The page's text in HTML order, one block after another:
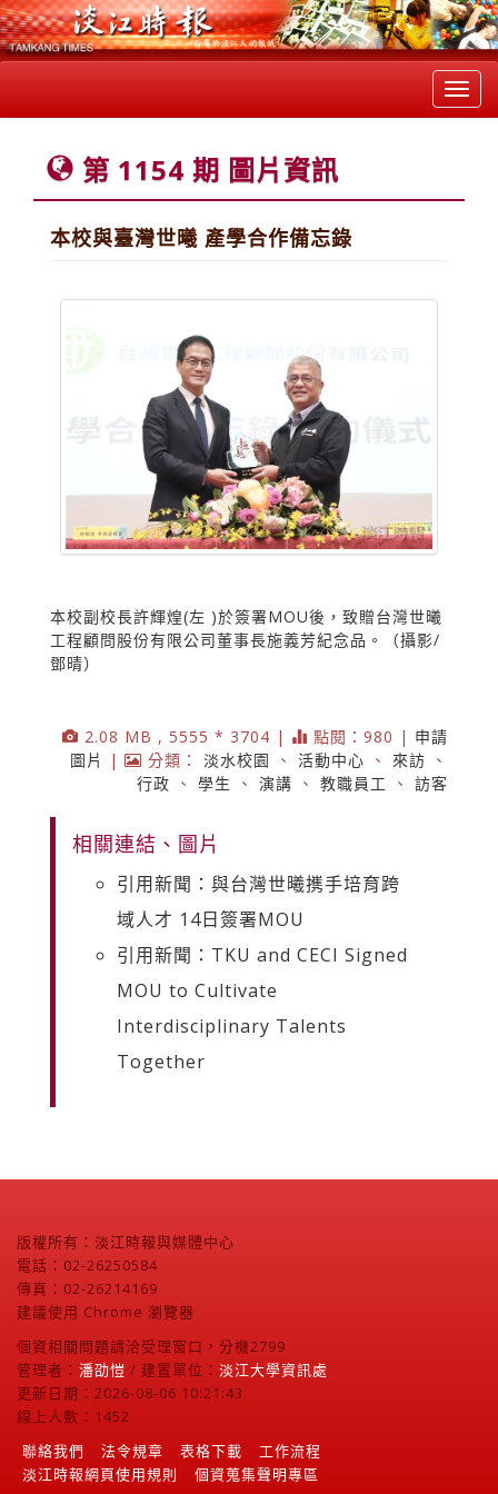
第 1154 期 圖片資訊
本校與臺灣世曦 產學合作備忘錄
本校副校長許輝煌(左 )於簽署MOU後，致贈台灣世曦
工程顧問股份有限公司董事長施義芳紀念品。（攝影/
鄧晴）
2.08 MB , 5555 * 3704 | 點閱：980 | 申請
圖片
| 分類： 淡水校園 、 活動中心 、 來訪 、
行政 、 學生 、 演講 、 教職員工 、 訪客
相關連結、圖片
引用新聞：與台灣世曦㩗手培育跨
域人才 14日簽署MOU
引用新聞：TKU and CECI Signed
MOU to Cultivate
Interdisciplinary Talents
Together
版權所有：淡江時報與媒體中心
電話：02-26250584
傳真：02-26214169
建議使用 Chrome 瀏覽器
個資相關問題請洽受理窗口，分機2799
管理者： 潘劭愷 / 建置單位： 淡江大學資訊處
更新日期：2026-08-06 10:21:43
線上人數：1452
聯絡我們
法令規章 表格下載
工作流程
淡江時報網頁使用規則
個資蒐集聲明專區